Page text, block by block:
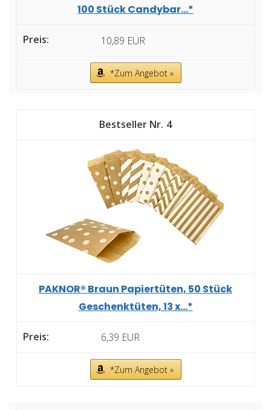
100 Stück Candybar...*
10,89 EUR
*Zum Angebot »
4
PAKNOR® Braun Papiertüten, 50 Stück
Geschenktüten, 13 x...*
6,39 EUR
*Zum Angebot »